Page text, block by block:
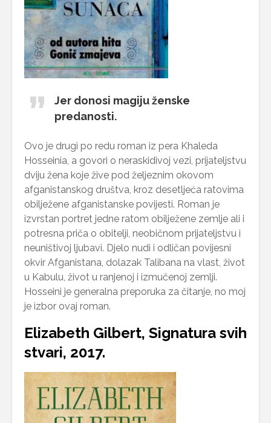
Jer donosi magiju ženske
predanosti.
Ovo je drugi po redu roman iz pera Khaleda
Hosseinia, a govori o neraskidivoj vezi, prijateljstvu
dviju žena koje žive pod željeznim okovom
afganistanskog društva, kroz desetljeća ratovima
obilježene afganistanske povijesti. Roman je
izvrstan portret jedne ratom obilježene zemlje ali i
potresna priča o obitelji, neobičnom prijateljstvu i
neuništivoj ljubavi. Djelo nudi i odličan povijesni
okvir Afganistana, dolazak Talibana na vlast, život
u Kabulu, život u ranjenoj i izmučenoj zemlji.
Hosseini je generalna preporuka za čitanje, no moj
je izbor ovaj roman.
Elizabeth Gilbert, Signatura svih
stvari, 2017.